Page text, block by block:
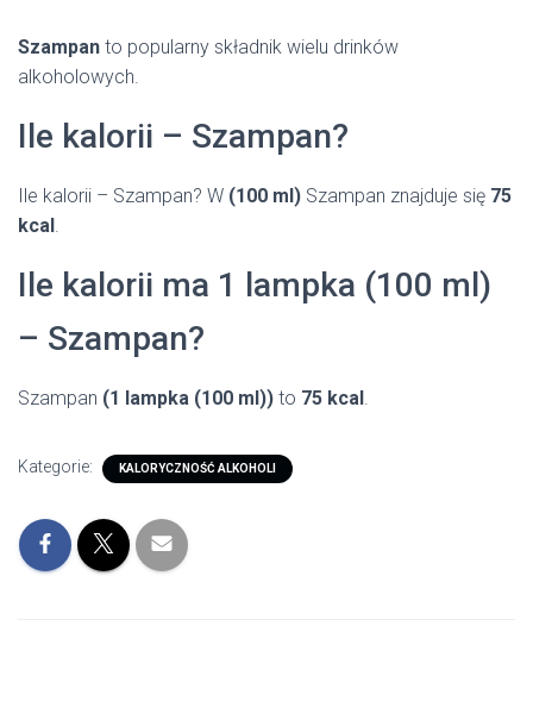
Szampan to popularny składnik wielu drinków
alkoholowych.
Ile kalorii – Szampan?
Ile kalorii – Szampan? W (100 ml) Szampan znajduje się 75
kcal.
Ile kalorii ma 1 lampka (100 ml)
– Szampan?
Szampan (1 lampka (100 ml)) to 75 kcal.
Kategorie: KALORYCZNOŚĆ ALKOHOLI